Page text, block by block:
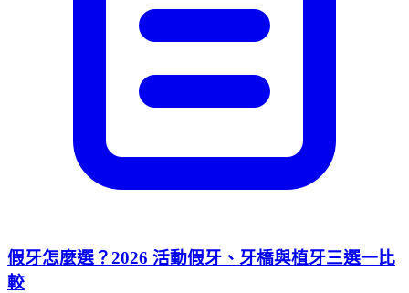
假牙怎麼選？2026 活動假牙、牙橋與植牙三選一比
較